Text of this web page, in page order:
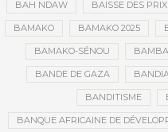
BAH NDAW BAISSE DES PRIX
BAMAKO BAMAKO 2025
BAMAKO-SÉNOU
BANDE DE GAZA
BANDITISME
BANQUE AFRICAINE DE